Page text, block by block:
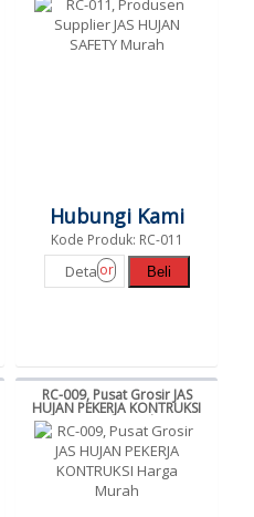
Hubungi Kami
Kode Produk: RC-011
Detailor Beli
RC-009, Pusat Grosir JAS
HUJAN PEKERJA KONTRUKSI
Harga Murah